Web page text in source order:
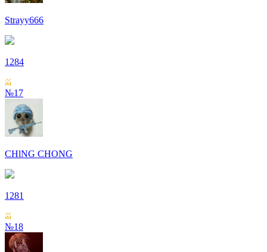
Strayy666
1284
№17
СHlNG СHONG
1281
№18